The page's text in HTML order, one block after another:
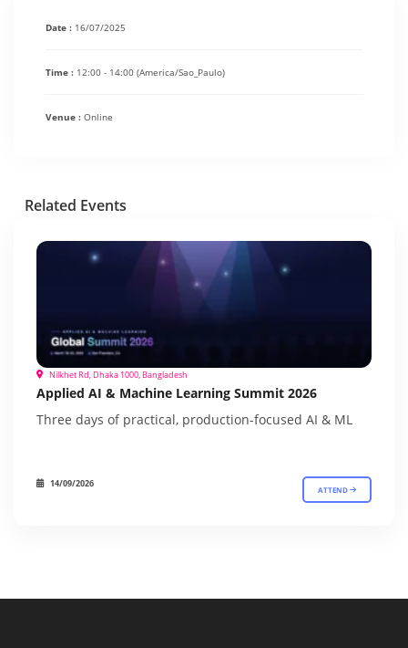
Date : 16/07/2025
Time : 12:00 - 14:00 (America/Sao_Paulo)
Venue : Online
Related Events
Nilkhet Rd, Dhaka 1000, Bangladesh
Applied AI & Machine Learning Summit 2026
Three days of practical, production-focused AI & ML
14/09/2026
ATTEND